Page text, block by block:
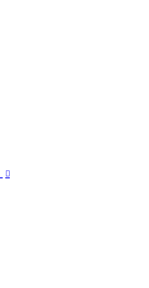
